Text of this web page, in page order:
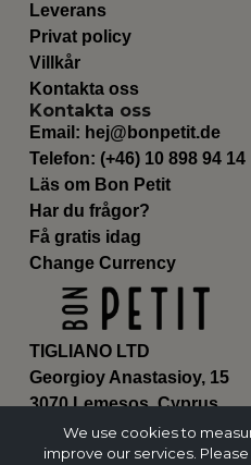
TIGLIANO LTD
Georgioy Anastasioy, 15
3070 Lemesos, Cyprus
ΗΕ 430179
Leverans
Privat policy
Villkår
Kontakta oss
Kontakta oss
Email: hej@bonpetit.de
Telefon: (+46) 10 898 94 14
Läs om Bon Petit
Har du frågor?
Få gratis idag
Change Currency
We use cookies to
improve our services.